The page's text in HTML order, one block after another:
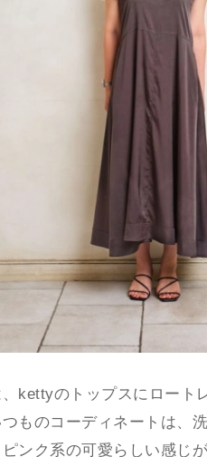
kettyのトップスにロート
ものコーディネートは、
ンク系の可愛らしい感じ